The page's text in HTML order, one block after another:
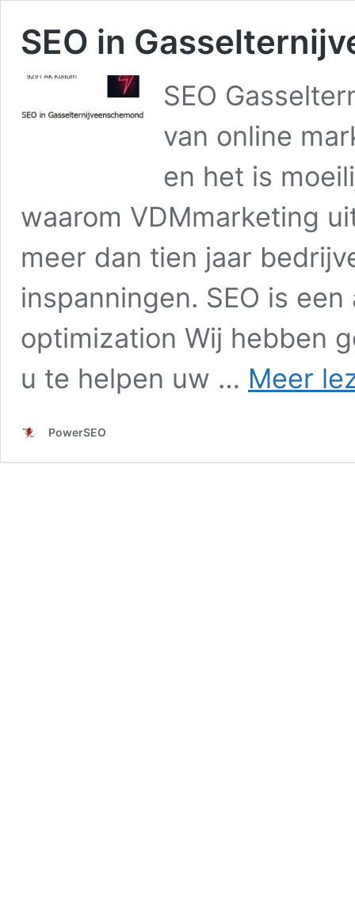
SEO in
SEO
van online
en het is
waarom VDMmarketing
meer dan tien jaar
inspanningen. SEO is
optimization Wij hebben
u te helpen uw … Meer
PowerSEO